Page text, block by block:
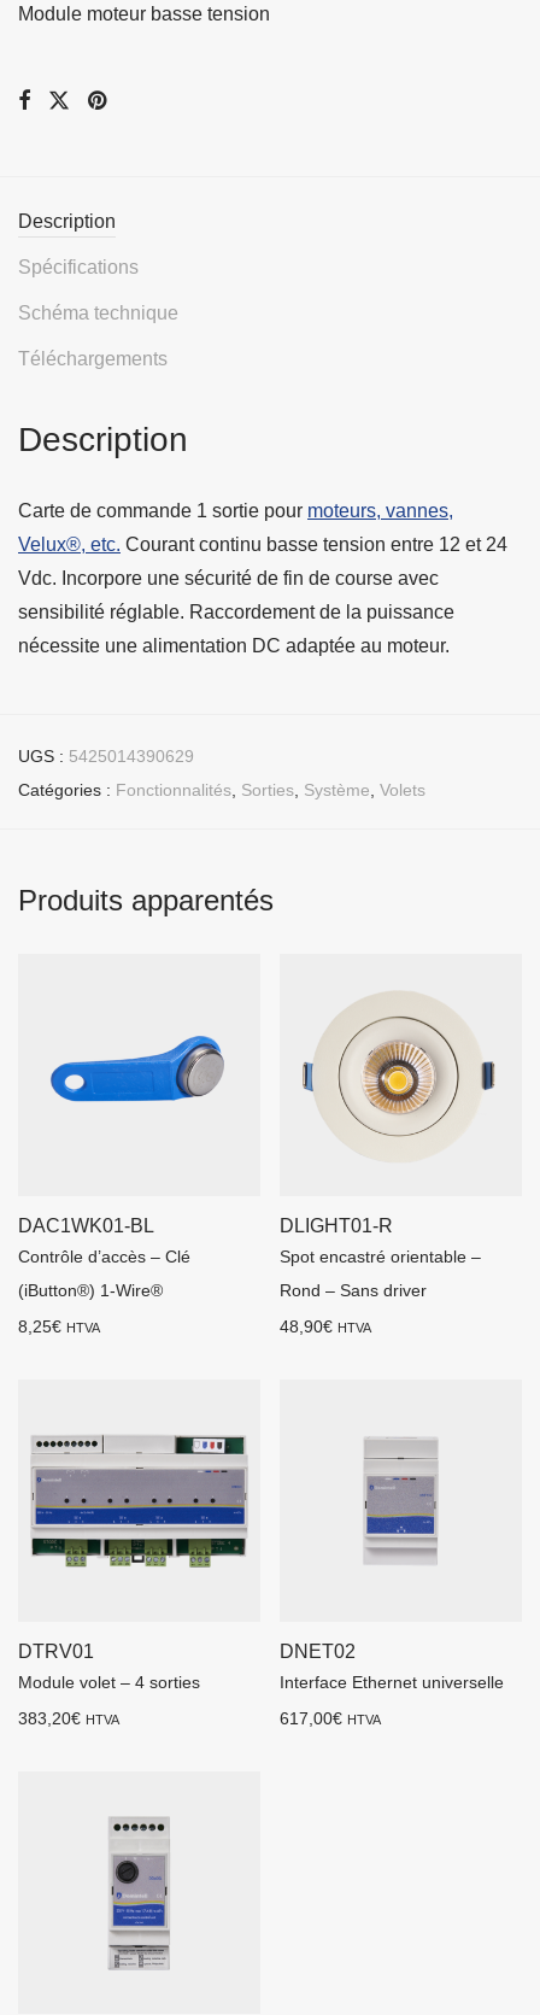
Module moteur basse tension
Description
Spécifications
Schéma technique
Téléchargements
Description
Carte de commande 1 sortie pour moteurs, vannes,
Velux®, etc. Courant continu basse tension entre 12 et 24
Vdc. Incorpore une sécurité de fin de course avec
sensibilité réglable. Raccordement de la puissance
nécessite une alimentation DC adaptée au moteur.
UGS : 5425014390629
Catégories : Fonctionnalités Sorties Système Volets
Produits apparentés
DAC1WK01-BL
Contrôle d’accès – Clé
(iButton®) 1-Wire®
8,25€ HTVA
DLIGHT01-R
Spot encastré orientable –
Rond – Sans driver
48,90€ HTVA
DTRV01
Module volet – 4 sorties
383,20€ HTVA
DNET02
Interface Ethernet universelle
617,00€ HTVA